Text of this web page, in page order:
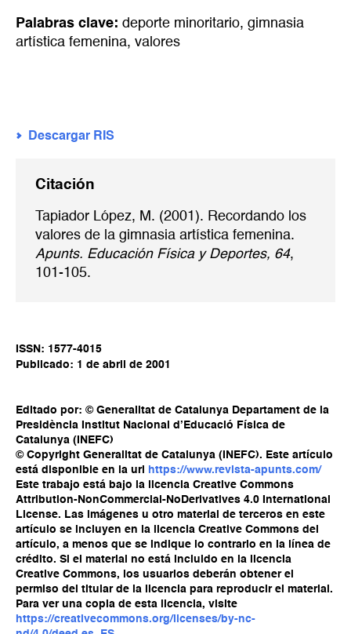
Palabras clave: deporte minoritario, gimnasia
artística femenina, valores
Descargar RIS
Citación
Tapiador López, M. (2001). Recordando los
valores de la gimnasia artística femenina.
Apunts. Educación Física y Deportes, 64,
101-105.
ISSN: 1577-4015
Publicado: 1 de abril de 2001
Editado por: © Generalitat de Catalunya Departament de la
Presidència Institut Nacional d’Educació Física de
Catalunya (INEFC)
© Copyright Generalitat de Catalunya (INEFC). Este artículo
está disponible en la url
https://www.revista-apunts.com/
Este trabajo está bajo la licencia Creative Commons
Attribution-NonCommercial-NoDerivatives 4.0 International
License. Las imágenes u otro material de terceros en este
artículo se incluyen en la licencia Creative Commons del
artículo, a menos que se indique lo contrario en la línea de
crédito. Si el material no está incluido en la licencia
Creative Commons, los usuarios deberán obtener el
permiso del titular de la licencia para reproducir el material.
Para ver una copia de esta licencia, visite
https://creativecommons.org/licenses/by-nc-